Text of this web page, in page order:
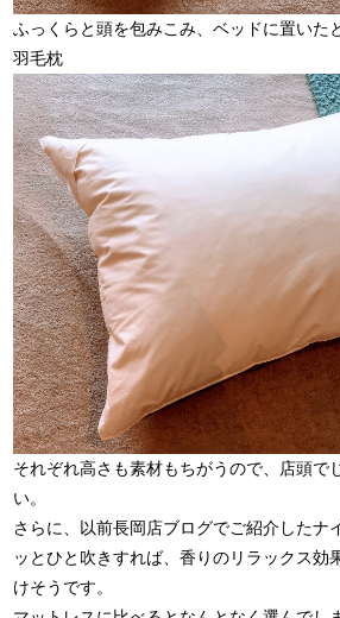
ふっくらと頭を包みこみ、ベッドに置いた
羽毛枕
それぞれ高さも素材もちがうので、店頭で
い。
さらに、以前長岡店ブログでご紹介したナ
ッとひと吹きすれば、香りのリラックス効
けそうです。